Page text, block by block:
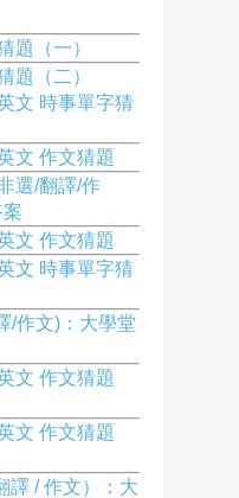
題（一）
題（二）
文 時事單字猜
文 作文猜題
選/翻譯/作
文 作文猜題
文 時事單字猜
/作文)：大學堂
文 作文猜題
文 作文猜題
譯 / 作文）：大